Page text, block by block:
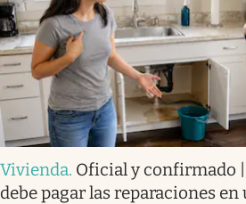
Vivienda. Oficial y confirmado
debe pagar las reparaciones